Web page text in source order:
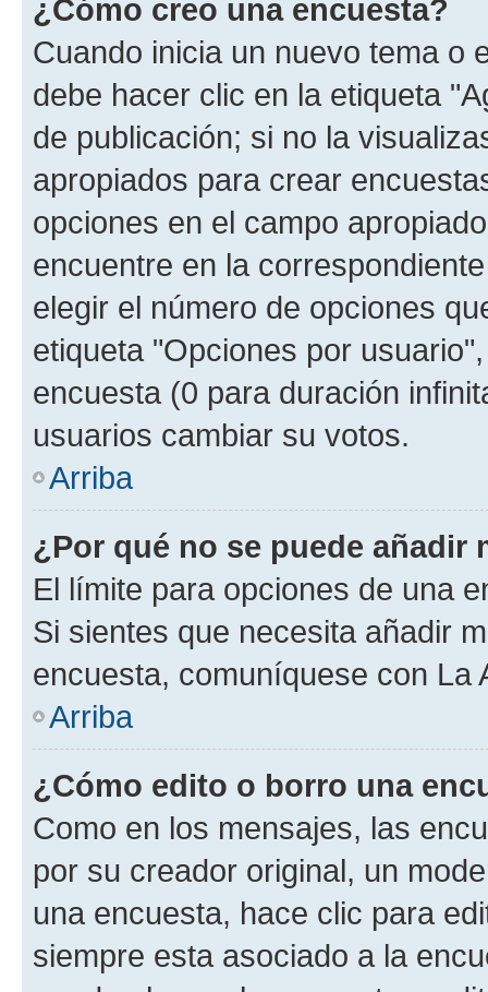
¿Cómo creo una encuesta?
Cuando inicia un nuevo tema o
debe hacer clic en la etiqueta
de publicación; si no la
apropiados para crear
opciones en el campo
encuentre en la
elegir el número de opciones
etiqueta "Opciones por
encuesta (0 para duración
usuarios cambiar su votos.
Arriba
¿Por qué no se puede añadir
El límite para opciones de una
Si sientes que necesita añadir
encuesta, comuníquese con La
Arriba
¿Cómo edito o borro una
Como en los mensajes, las
por su creador original, un
una encuesta, hace clic para
siempre esta asociado a la